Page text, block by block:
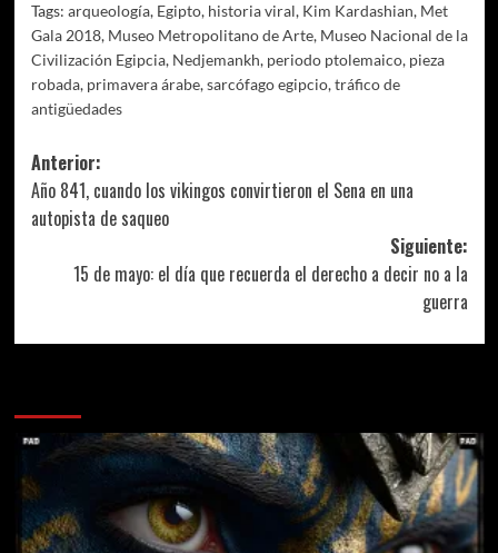
Tags: arqueología, Egipto, historia viral, Kim Kardashian, Met
Gala 2018, Museo Metropolitano de Arte, Museo Nacional de la
Civilización Egipcia, Nedjemankh, periodo ptolemaico, pieza
robada, primavera árabe,sarcófago egipcio,tráfico de
antigüedades
Navegación
de
entradas
Anterior:
Año 841, cuando los vikingos convirtieron el Sena en una
autopista de saqueo
Siguiente:
15 de mayo: el día que recuerda el derecho a decir no a la
guerra